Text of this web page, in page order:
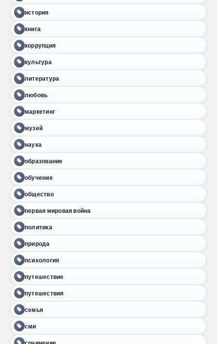
история
книга
коррупция
культура
литература
любовь
маркетинг
музей
наука
образование
обучение
общество
первая мировая война
политика
природа
психология
путешествие
путешествия
семья
сми